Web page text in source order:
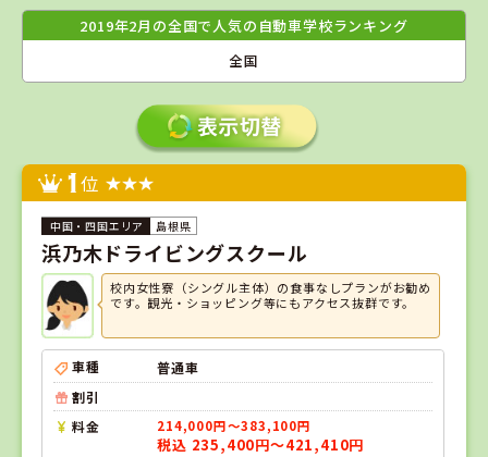
2019年2月の全国で人気の自動車学校ランキング
全国
1位
島根県
浜乃木ドライビングスクール
校内女性寮（シングル主体）の食事なしプランがお勧め
です。観光・ショッピング等にもアクセス抜群です。
車種
普通車
割引
料金
214,000円～383,100円
税込 235,400円～421,410円